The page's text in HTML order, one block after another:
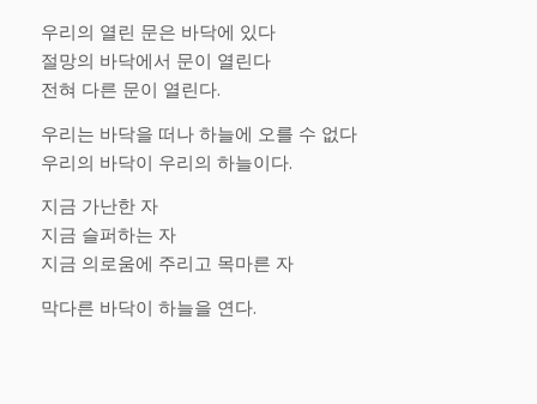
우리의 열린 문은 바닥에 있다
절망의 바닥에서 문이 열린다
전혀 다른 문이 열린다.
우리는 바닥을 떠나 하늘에 오를 수 없다
우리의 바닥이 우리의 하늘이다.
지금 가난한 자
지금 슬퍼하는 자
지금 의로움에 주리고 목마른 자
막다른 바닥이 하늘을 연다.